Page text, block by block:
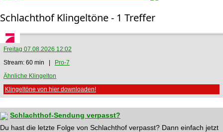
Schlachthof Klingeltöne - 1 Treffer
Freitag 07.08.2026 12:02
Stream: 60 min |
Pro-7
Ähnliche Klingelton
Klingeltöne von hier downloaden!
Schlachthof-Sendung verpasst?
Du hast die letzte Folge von Schlachthof verpasst? Dann einfach jetzt